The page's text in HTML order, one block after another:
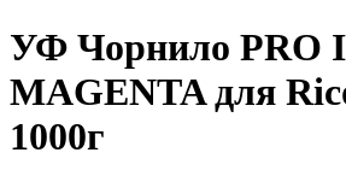
УФ Чорнило PRO
MAGENTA для
1000г